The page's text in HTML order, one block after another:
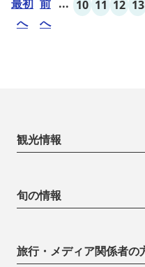
品数...
最初
へ
前
へ
... 10 11 12 13
観光情報
旬の情報
旅行・メディア関係者の